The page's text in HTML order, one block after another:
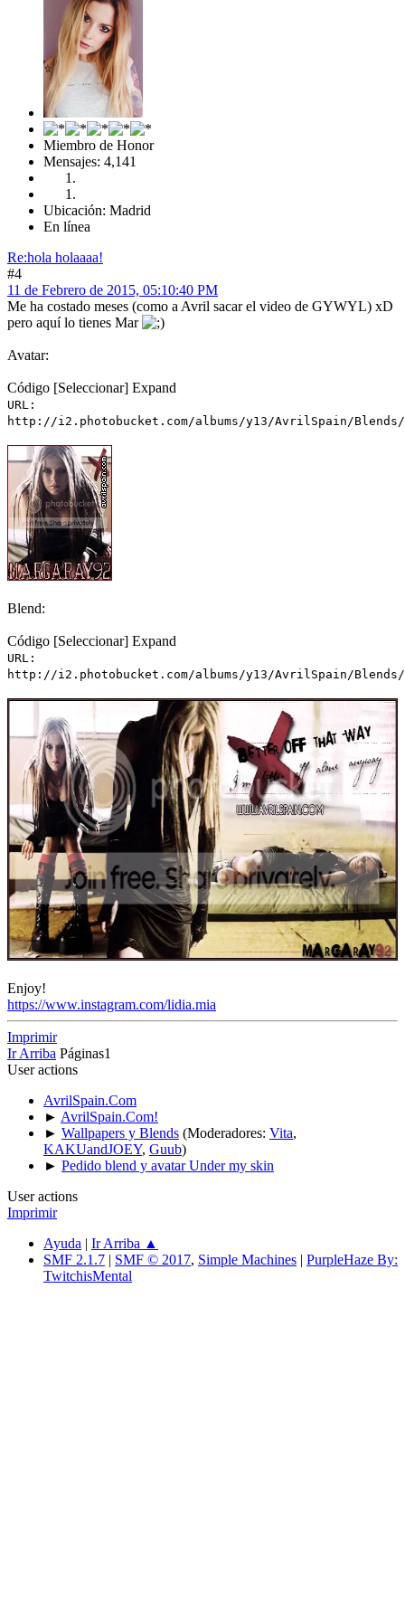
Miembro de Honor
Mensajes: 4,141
Ubicación: Madrid
En línea
Re:hola holaaaa!
#4
11 de Febrero de 2015, 05:10:40 PM
Me ha costado meses (como a Avril sacar el video de GYWYL) xD
pero aquí lo tienes Mar
Avatar:
Código [Seleccionar] Expand
URL:
http://i2.photobucket.com/albums/y13/AvrilSpain/Blends/
Blend:
Código [Seleccionar] Expand
URL:
http://i2.photobucket.com/albums/y13/AvrilSpain/Blends/
Enjoy!
https://www.instagram.com/lidia.mia
Imprimir
Ir Arriba Páginas1
User actions
AvrilSpain.Com
► AvrilSpain.Com!
► Wallpapers y Blends (Moderadores: Vita,
KAKUandJOEY, Guub)
► Pedido blend y avatar Under my skin
User actions
Imprimir
Ayuda
Ir Arriba ▲
SMF 2.1.7
SMF © 2017, Simple Machines
PurpleHaze By:
TwitchisMental